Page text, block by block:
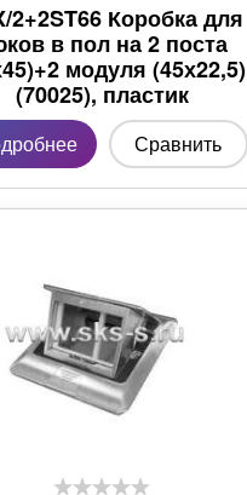
2+2ST66 Коробка для
в пол на 2 поста
модуля (45х22,5)
(70025), пластик
Сравнить